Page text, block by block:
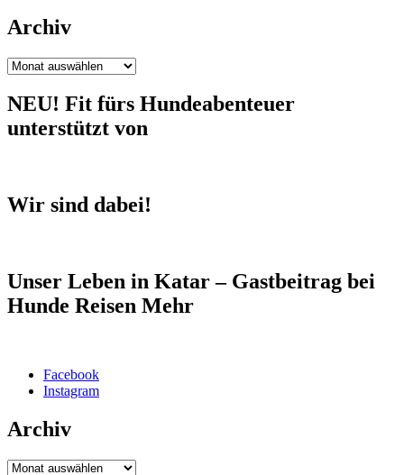
Archiv
Archiv
NEU! Fit fürs Hundeabenteuer
unterstützt von
Wir sind dabei!
Unser Leben in Katar – Gastbeitrag bei
Hunde Reisen Mehr
Facebook
Instagram
Archiv
Archiv